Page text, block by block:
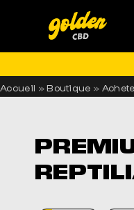
Accueil »Boutique »